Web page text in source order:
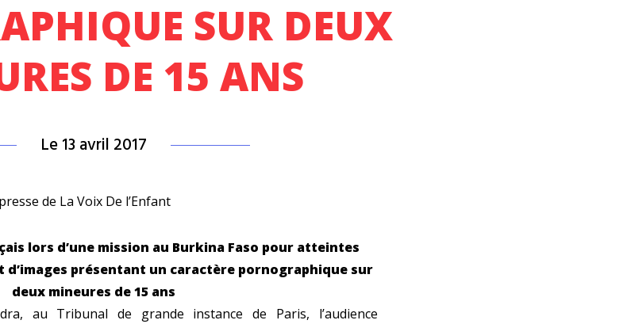
SUR DEUX
DE 15 ANS
Le 13 avril 2017
de La Voix De l’Enfant
lors d’une mission au Burkina Faso pour atteintes
présentant un caractère pornographique sur
deux mineures de 15 ans
au Tribunal de grande instance de Paris, l’audience